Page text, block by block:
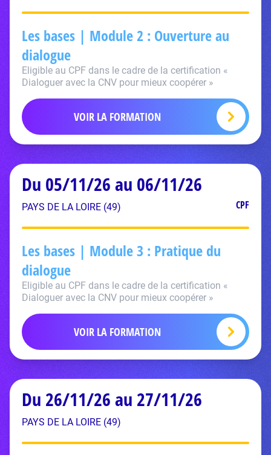
Les bases | Module 2 : Ouverture au
dialogue
Eligible au CPF dans le cadre de la certification «
Dialoguer avec la CNV pour mieux coopérer »
VOIR LA FORMATION
Du 05/11/26 au 06/11/26
PAYS DE LA LOIRE (49) CPF
Les bases | Module 3 : Pratique du
dialogue
Eligible au CPF dans le cadre de la certification «
Dialoguer avec la CNV pour mieux coopérer »
VOIR LA FORMATION
Du 26/11/26 au 27/11/26
PAYS DE LA LOIRE (49)